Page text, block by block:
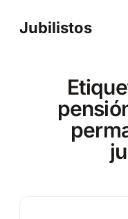
Jubilistos